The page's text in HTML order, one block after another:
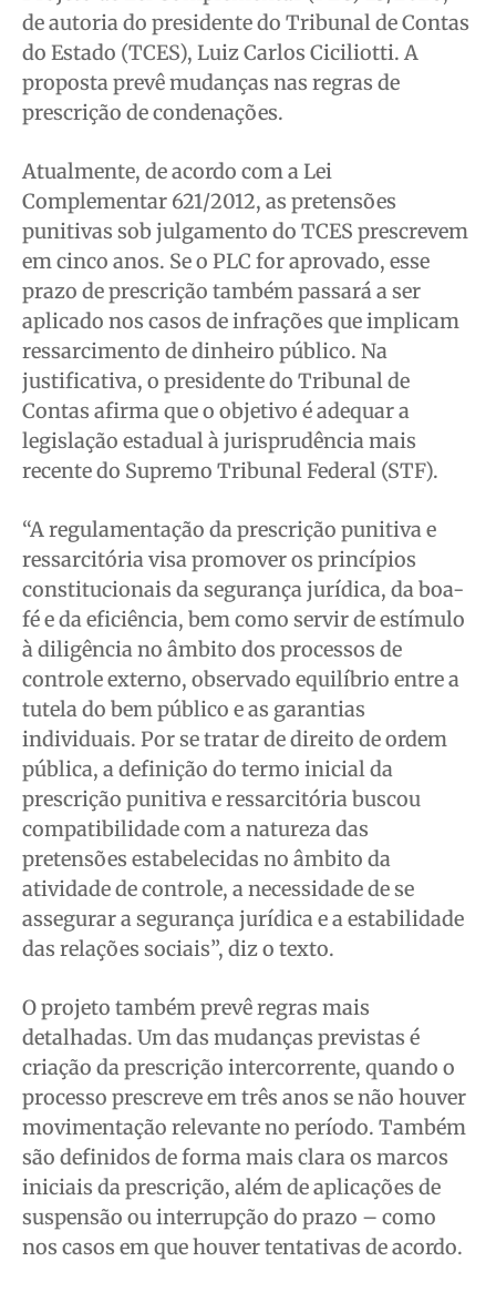
Expediente
Contato
Anuncie
Termos de Uso
Privacidade
Expediente
Contato
Anuncie
Termos de Uso
Privacidade
Expediente
Contato
Anuncie
Termos de Uso
Privacidade
Expediente
Contato
Anuncie
Termos de Uso
Privacidade
de autoria do presidente do Tribunal de Contas
do Estado (TCES), Luiz Carlos Ciciliotti. A
proposta prevê mudanças nas regras de
prescrição de condenações.
Atualmente, de acordo com a Lei
Complementar 621/2012, as pretensões
punitivas sob julgamento do TCES prescrevem
em cinco anos. Se o PLC for aprovado, esse
prazo de prescrição também passará a ser
aplicado nos casos de infrações que implicam
ressarcimento de dinheiro público. Na
justificativa, o presidente do Tribunal de
Contas afirma que o objetivo é adequar a
legislação estadual à jurisprudência mais
recente do Supremo Tribunal Federal (STF).
“A regulamentação da prescrição punitiva e
ressarcitória visa promover os princípios
constitucionais da segurança jurídica, da boa-
fé e da eficiência, bem como servir de estímulo
à diligência no âmbito dos processos de
controle externo, observado equilíbrio entre a
tutela do bem público e as garantias
individuais. Por se tratar de direito de ordem
pública, a definição do termo inicial da
prescrição punitiva e ressarcitória buscou
compatibilidade com a natureza das
pretensões estabelecidas no âmbito da
atividade de controle, a necessidade de se
assegurar a segurança jurídica e a estabilidade
das relações sociais”, diz o texto.
O projeto também prevê regras mais
detalhadas. Um das mudanças previstas é
criação da prescrição intercorrente, quando o
processo prescreve em três anos se não houver
movimentação relevante no período. Também
são definidos de forma mais clara os marcos
iniciais da prescrição, além de aplicações de
suspensão ou interrupção do prazo – como
nos casos em que houver tentativas de acordo.